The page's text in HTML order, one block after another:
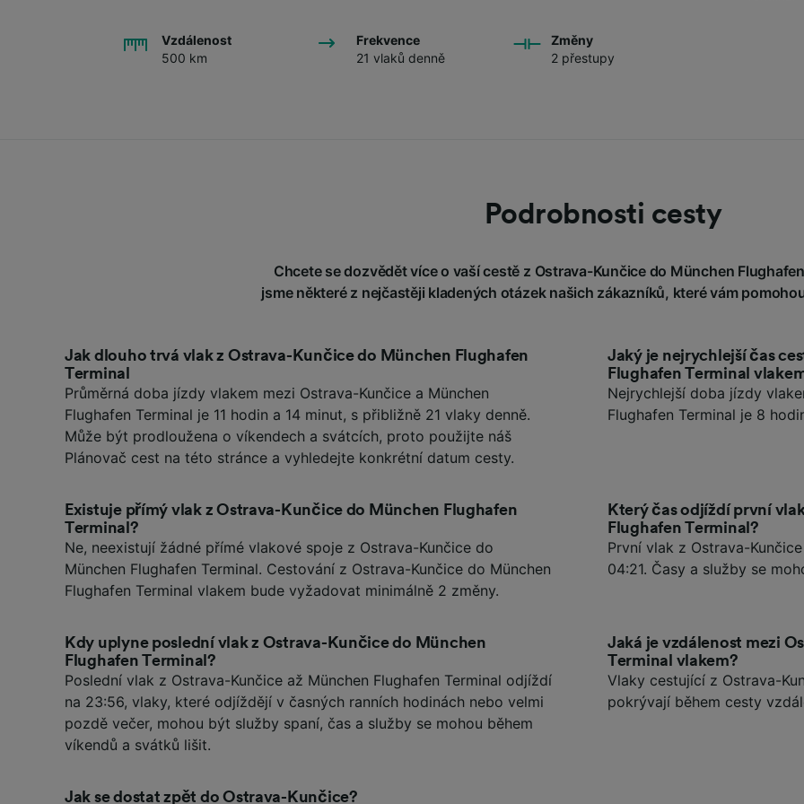
Vzdálenost
500 km
Frekvence
21 vlaků denně
Změny
2 přestupy
Podrobnosti cesty
Chcete se dozvědět více o vaší cestě z Ostrava-Kunčice do München
jsme některé z nejčastěji kladených otázek našich zákazníků, které vám
Jak dlouho trvá vlak z Ostrava-Kunčice do München Flughafen
Terminal
Průměrná doba jízdy vlakem mezi Ostrava-Kunčice a München
Flughafen Terminal je 11 hodin a 14 minut, s přibližně 21 vlaky denně.
Může být prodloužena o víkendech a svátcích, proto použijte náš
Plánovač cest na této stránce a vyhledejte konkrétní datum cesty.
Jaký je nejrychlejší čas
Flughafen Terminal
Nejrychlejší doba jízdy
Flughafen Terminal je 8
Existuje přímý vlak z Ostrava-Kunčice do München Flughafen
Terminal?
Ne, neexistují žádné přímé vlakové spoje z Ostrava-Kunčice do
München Flughafen Terminal. Cestování z Ostrava-Kunčice do München
Flughafen Terminal vlakem bude vyžadovat minimálně 2 změny.
Který čas odjíždí první
Flughafen Terminal?
První vlak z Ostrava-
04:21. Časy a služby se
Kdy uplyne poslední vlak z Ostrava-Kunčice do München
Flughafen Terminal?
Poslední vlak z Ostrava-Kunčice až München Flughafen Terminal odjíždí
na 23:56, vlaky, které odjíždějí v časných ranních hodinách nebo velmi
pozdě večer, mohou být služby spaní, čas a služby se mohou během
víkendů a svátků lišit.
Jaká je vzdálenost mezi
Terminal vlakem?
Vlaky cestující z Ostrava-
pokrývají během cesty
Jak se dostat zpět do Ostrava-Kunčice?